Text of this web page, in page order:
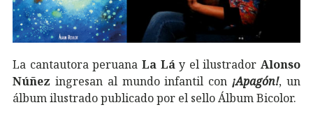
La cantautora peruana La Láy el ilustrador Alonso
Núñez ingresan al mundo infantil con ¡Apagón!, un
álbum ilustrado publicado por el sello Álbum Bicolor.